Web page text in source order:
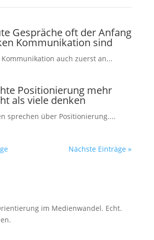
Gespräche oft der Anfang
Kommunikation sind
auch zuerst an...
Positionierung mehr
als viele denken
sprechen über Positionierung....
Nächste Einträge »
im Medienwandel. Echt.